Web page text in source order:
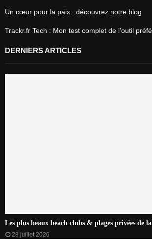
Un cœur pour la paix : découvrez notre blog
Trackr.fr Tech : Mon test complet de l’outil
DERNIERS ARTICLES
Les plus beaux beach clubs & plages privées de
28 juillet 2026